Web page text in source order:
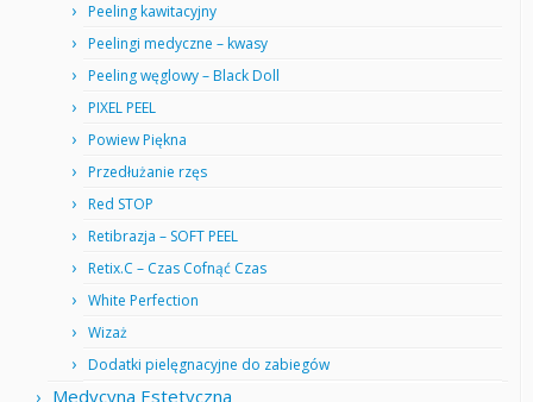
Peeling kawitacyjny
Peelingi medyczne – kwasy
Peeling węglowy – Black Doll
PIXEL PEEL
Powiew Piękna
Przedłużanie rzęs
Red STOP
Retibrazja – SOFT PEEL
Retix.C – Czas Cofnąć Czas
White Perfection
Wizaż
Dodatki pielęgnacyjne do zabiegów
Medycyna Estetyczna